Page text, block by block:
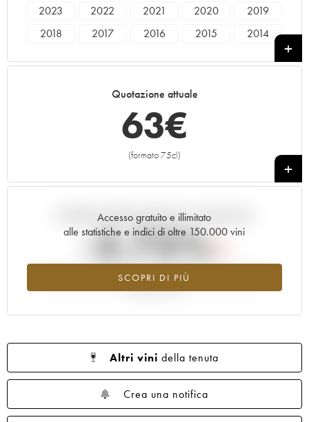
2023 2022 2021 2020
2019
2018
2017 2016 2015
2014
2002 2001 2000
1996
1961
Quotazione attuale
63€
(formato 75cl)
+
Accesso gratuito e illimitato
alle statistiche e indici di oltre 150.000 vini
SCOPRI DI PIÙ
Andamento della quotazione in tempo reale
-2.75%
Tendenza al ribasso per il valore dell'annata 2008 nel 2026
Altri vini della tenuta
Crea una notifica